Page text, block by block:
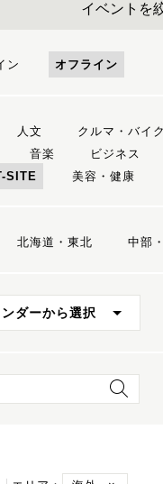
イベントを
ン オフライン
人文 クルマ・バイク
音楽 ビジネス
SITE 美容・健康
北海道・東北 中部
ダーから選択